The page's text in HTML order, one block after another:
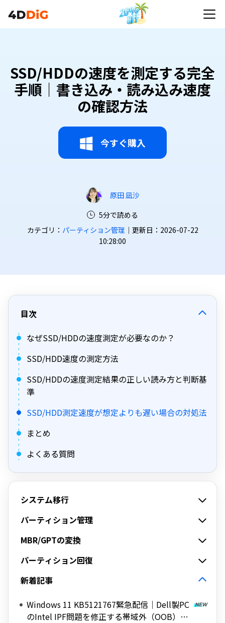
SSD/HDDの速度を測定する完全
手順｜書き込み・読み込み速度
の確認方法
今すぐ購入
原田 凪沙
5分で読める
カテゴリ： パーティション管理 ｜更新日：2026-07-22
10:28:00
目次
なぜSSD/HDDの速度測定が必要なのか？
SSD/HDD速度の測定方法
SSD/HDDの速度測定結果の正しい読み方と判断基
準
SSD/HDD測定速度が想定よりも遅い場合の対処法
まとめ
よくある質問
システム移行
パーティション管理
MBR/GPTの変換
パーティション回復
新着記事
Windows 11 KB5121767緊急配信｜Dell製PC
のIntel IPF問題を修正する帯域外（OOB）ア